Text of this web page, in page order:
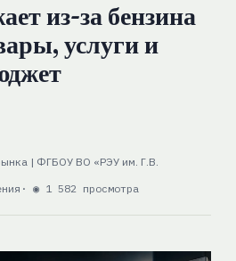
из-за бензина
услуги и
| ФГБОУ ВО «РЭУ им. Г.В.
· ◉ 1 582 просмотра